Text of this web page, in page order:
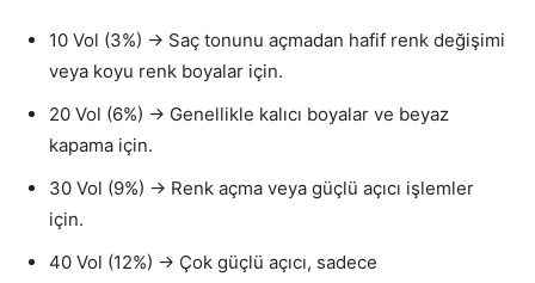
10 Vol (3%) → Saç tonunu açmadan hafif renk değişimi
veya koyu renk boyalar için.
20 Vol (6%) → Genellikle kalıcı boyalar ve beyaz
kapama için.
30 Vol (9%) → Renk açma veya güçlü açıcı işlemler
için.
40 Vol (12%) → Çok güçlü açıcı, sadece